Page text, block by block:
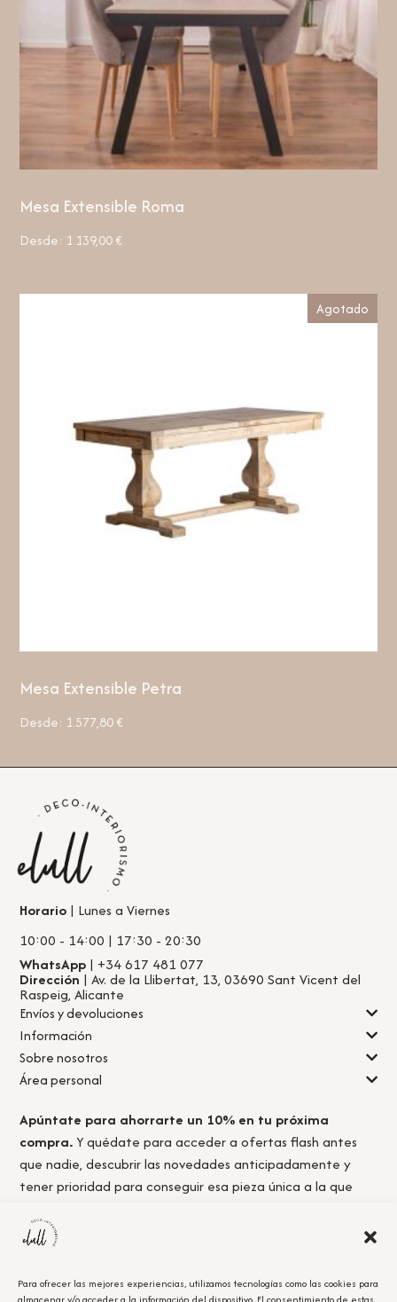
Para ofrecer las mejores experiencias, utilizamos tecnologías como las cookies para
Mesa Extensible Roma
Desde: 1.139,00€
Mesa Extensible Petra
Desde: 1.577,80€
Agotado
Horario | Lunes a Viernes
10:00 - 14:00 | 17:30 - 20:30
WhatsApp | +34 617 481 077
Dirección | Av. de la Llibertat, 13, 03690 Sant Vicent del
Raspeig, Alicante
Envíos y devoluciones
Información
Sobre nosotros
Área personal
Apúntate para ahorrarte un 10% en tu próxima
compra.Y quédate para acceder a ofertas flash antes
que nadie, descubrir las novedades anticipadamente y
tener prioridad para conseguir esa pieza única a la que